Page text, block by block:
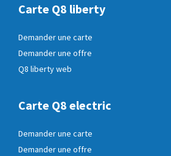
Carte Q8 liberty
Demander une carte
Demander une offre
Q8 liberty web
Carte Q8 electric
Demander une carte
Demander une offre